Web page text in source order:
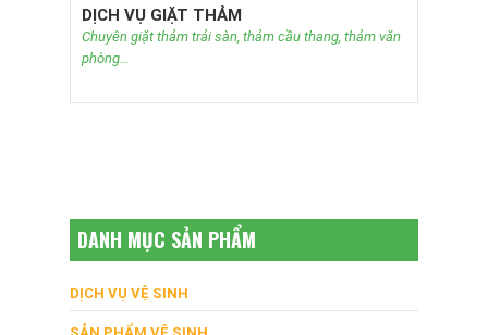
DỊCH VỤ GIẶT THẢM
Chuyên giặt thảm trải sàn, thảm cầu thang, thảm văn
phòng…
DANH MỤC SẢN PHẨM
DỊCH VỤ VỆ SINH